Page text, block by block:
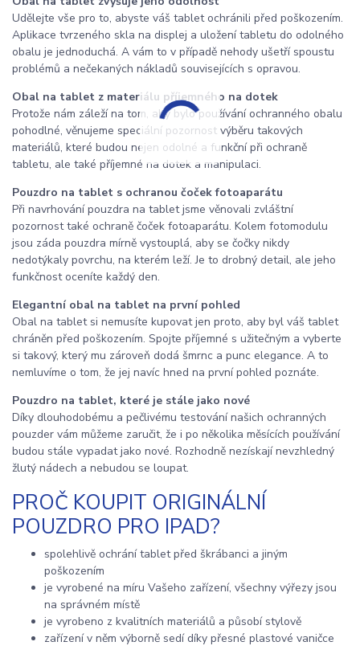
Udělejte vše pro to, abyste váš tablet ochránili před poškozením.
Aplikace tvrzeného skla na displej a uložení tabletu do odolného
obalu je jednoduchá. A vám to v případě nehody ušetří spoustu
problémů a nečekaných nákladů souvisejících s opravou.
Obal na tablet z materiálu příjemného na dotek
Protože nám záleží na tom, aby bylo používání ochranného obalu
pohodlné, věnujeme speciální pozornost výběru takových
materiálů, které budou nejen odolné a funkční při ochraně
tabletu, ale také příjemné na dotek a manipulaci.
Pouzdro na tablet s ochranou čoček fotoaparátu
Při navrhování pouzdra na tablet jsme věnovali zvláštní
pozornost také ochraně čoček fotoaparátu. Kolem fotomodulu
jsou záda pouzdra mírně vystouplá, aby se čočky nikdy
nedotýkaly povrchu, na kterém leží. Je to drobný detail, ale jeho
funkčnost oceníte každý den.
Elegantní obal na tablet na první pohled
Obal na tablet si nemusíte kupovat jen proto, aby byl váš tablet
chráněn před poškozením. Spojte příjemné s užitečným a vyberte
si takový, který mu zároveň dodá šmrnc a punc elegance. A to
nemluvíme o tom, že jej navíc hned na první pohled poznáte.
Pouzdro na tablet, které je stále jako nové
Díky dlouhodobému a pečlivému testování našich ochranných
pouzder vám můžeme zaručit, že i po několika měsících používání
budou stále vypadat jako nové. Rozhodně nezískají nevzhledný
žlutý nádech a nebudou se loupat.
PROČ KOUPIT ORIGINÁLNÍ
POUZDRO PRO IPAD?
spolehlivě ochrání tablet před škrábanci a jiným
poškozením
je vyrobené na míru Vašeho zařízení, všechny výřezy jsou
na správném místě
je vyrobeno z kvalitních materiálů a působí stylově
zařízení v něm výborně sedí díky přesné plastové vaničce